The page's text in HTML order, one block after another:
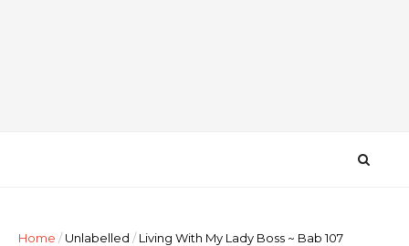
Home /Unlabelled / Living With My Lady Boss ~ Bab 107